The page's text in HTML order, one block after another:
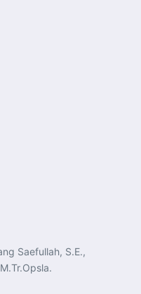
Saefullah, S.E.,